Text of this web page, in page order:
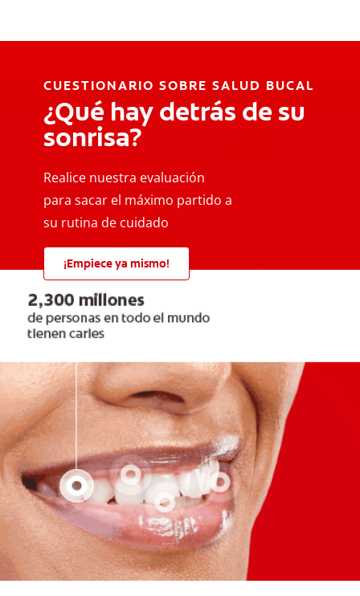
CUESTIONARIO SOBRE SALUD BUCAL
¿Qué hay detrás de su
sonrisa?
Realice nuestra evaluación
para sacar el máximo partido a
su rutina de cuidado
¡Empiece ya mismo!